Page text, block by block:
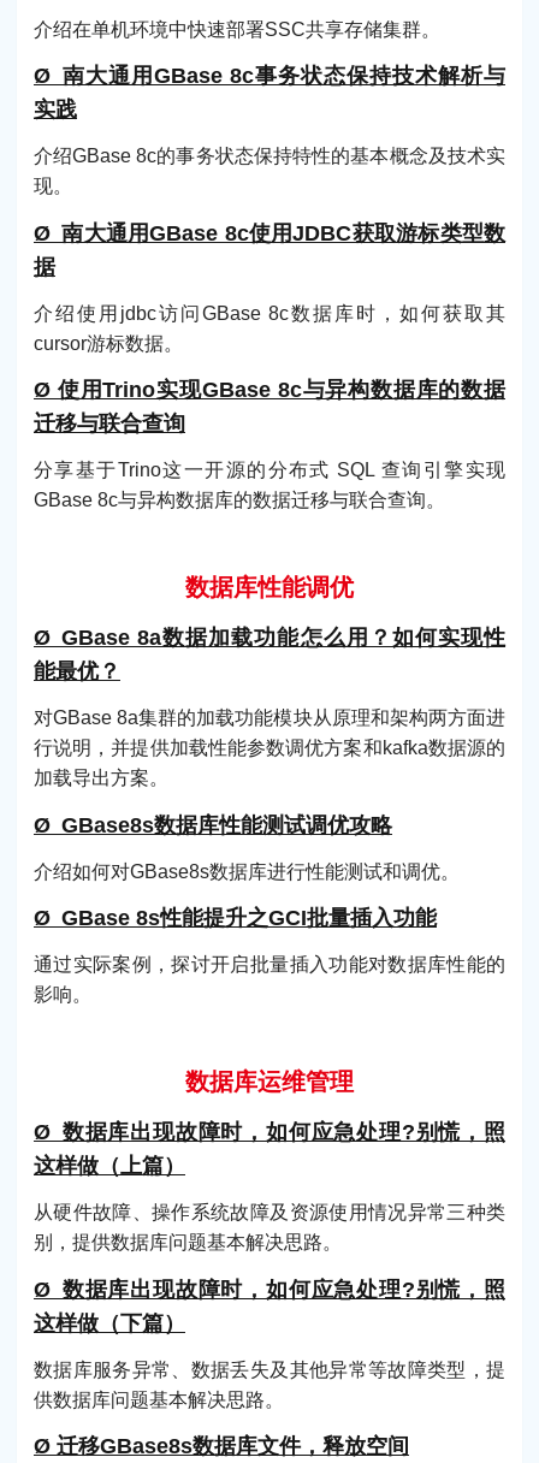
介绍在单机环境中快速部署SSC共享存储集群。
Ø 南大通用GBase 8c事务状态保持技术解析与
实践
介绍GBase 8c的事务状态保持特性的基本概念及技术实
现。
Ø 南大通用GBase 8c使用JDBC获取游标类型数
据
介绍使用jdbc访问GBase 8c数据库时，如何获取其
cursor游标数据。
Ø 使用Trino实现GBase 8c与异构数据库的数据
迁移与联合查询
分享基于Trino这一开源的分布式 SQL 查询引擎实现
GBase 8c与异构数据库的数据迁移与联合查询。
数据库性能调优
Ø GBase 8a数据加载功能怎么用？如何实现性
能最优？
对GBase 8a集群的加载功能模块从原理和架构两方面进
行说明，并提供加载性能参数调优方案和kafka数据源的
加载导出方案。
Ø GBase8s数据库性能测试调优攻略
介绍如何对GBase8s数据库进行性能测试和调优。
Ø GBase 8s性能提升之GCI批量插入功能
通过实际案例，探讨开启批量插入功能对数据库性能的
影响。
数据库运维管理
Ø 数据库出现故障时，如何应急处理?别慌，照
这样做（上篇）
从硬件故障、操作系统故障及资源使用情况异常三种类
别，提供数据库问题基本解决思路。
Ø 数据库出现故障时，如何应急处理?别慌，照
这样做（下篇）
数据库服务异常、数据丢失及其他异常等故障类型，提
供数据库问题基本解决思路。
Ø 迁移GBase8s数据库文件，释放空间